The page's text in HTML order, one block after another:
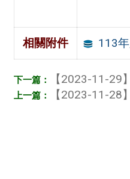
相關附件 113
【2023-11-29
【2023-11-28】